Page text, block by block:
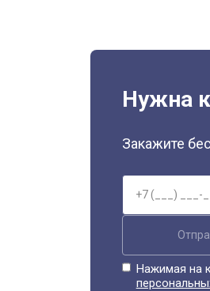
Нужна
Закажите
Нажимая на